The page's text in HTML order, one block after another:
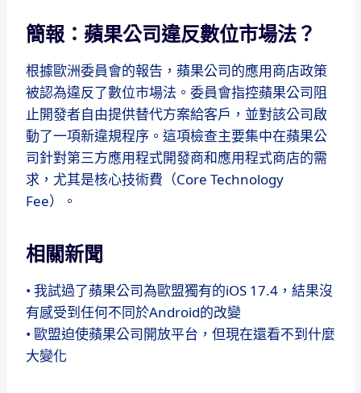
簡報：蘋果公司違反數位市場法？
根據歐洲委員會的報告，蘋果公司的應用商店政策
被認為違反了數位市場法。委員會指控蘋果公司阻
止開發者自由提供替代方案給客戶，並對該公司啟
動了一項新違規程序。這項檢查主要集中在蘋果公
司針對第三方應用程式開發商和應用程式商店的需
求，尤其是核心技術費（Core Technology
Fee）。
相關新聞
• 我試過了蘋果公司為歐盟獨有的iOS 17.4，結果沒
有感受到任何不同於Android的改變
• 歐盟迫使蘋果公司開放平台，但現在還看不到什麼
大變化